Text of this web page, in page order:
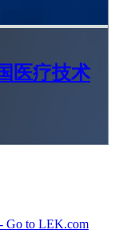
医疗技术
Go to LEK.com